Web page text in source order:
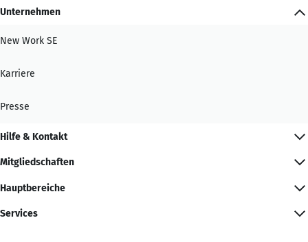
Unternehmen
New Work SE
Karriere
Presse
Hilfe & Kontakt
Mitgliedschaften
Hauptbereiche
Services